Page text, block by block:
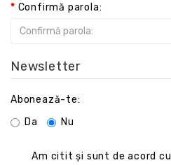
Confirmă parola:
Newsletter
Abonează-te:
Da
Nu
Am citit şi sunt de acord cu